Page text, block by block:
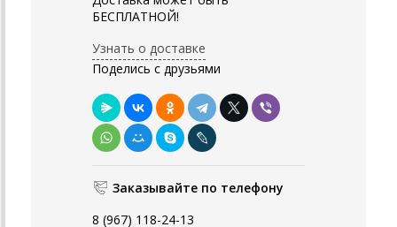
БЕСПЛАТНОЙ!
Узнать о доставке
Поделись с друзьями
Заказывайте по телефону
8 (967) 118-24-13